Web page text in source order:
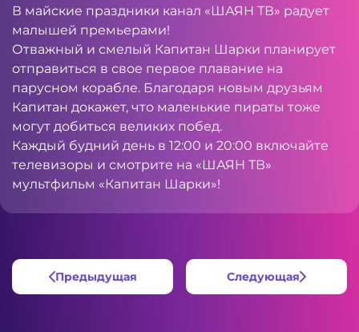
В майские праздники канал «ШАЯН ТВ» радует
малышей премьерами!
Отважный и смелый Капитан Шарки планирует
отправиться в свое первое плавание на
парусном корабле. Благодаря новым друзьям
Капитан докажет, что маленькие пираты тоже
могут добиться великих побед.
Каждый будний день в 12:00 и 20:00 включайте
телевизоры и смотрите на «ШАЯН ТВ»
мультфильм «Капитан Шарки»!
Предыдущая Следующая